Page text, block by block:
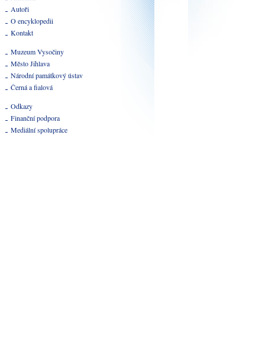
Autoři
O encyklopedii
Kontakt
Muzeum Vysočiny
Město Jihlava
Národní památkový ústav
Černá a fialová
Odkazy
Finanční podpora
Mediální spolupráce